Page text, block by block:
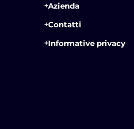
Azienda
Contatti
Informative privacy